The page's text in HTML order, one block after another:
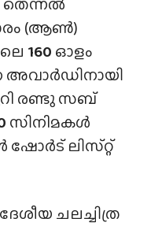
(ആൺ)
ലെ 160 ഓളം
രണ്ടു സബ്
സിനിമകൾ
ഷോർട് ലിസ്‌റ്റ്
ചലച്ചിത്ര